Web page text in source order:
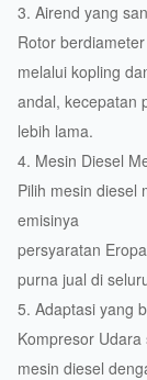
3. Airend yang
Rotor
melalui kopling
andal, kecepatan
lebih lama.
4. Mesin Diesel
Pilih mesin diesel
emisinya
persyaratan
purna jual di
5. Adaptasi yang
Kompresor
mesin diesel